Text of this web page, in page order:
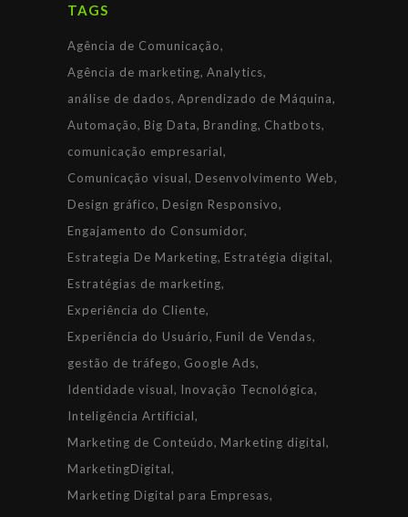
TAGS
Agência de Comunicação
Agência de marketing Analytics
análise de dados Aprendizado de Máquina
Automação
Big Data Branding Chatbots
comunicação empresarial
Comunicação visual
Desenvolvimento Web
Design gráfico
Design Responsivo
Engajamento do Consumidor
Estrategia De Marketing Estratégia digital
Estratégias de marketing
Experiência do Cliente
Experiência do Usuário
Funil de Vendas
gestão de tráfego
Google Ads
Identidade visual
Inovação Tecnológica
Inteligência Artificial
Marketing de Conteúdo
Marketing digital
MarketingDigital
Marketing Digital para Empresas